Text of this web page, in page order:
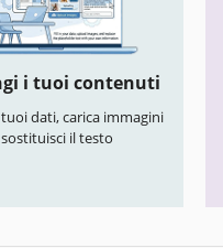
i tuoi contenuti
dati, carica immagini
il testo